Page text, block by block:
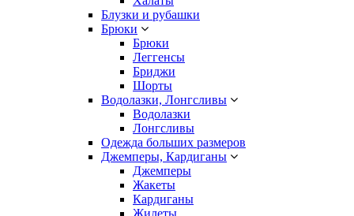
Блузки и рубашки
Брюки
Брюки
Леггенсы
Бриджи
Шорты
Водолазки, Лонгсливы
Водолазки
Лонгсливы
Одежда больших размеров
Джемперы, Кардиганы
Джемперы
Жакеты
Кардиганы
Жилеты